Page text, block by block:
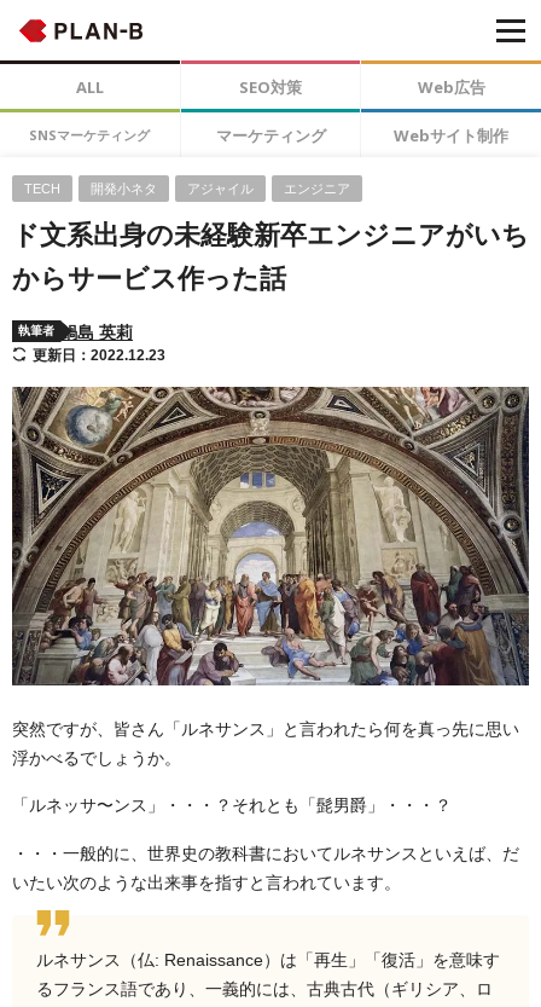
ALL SEO対策 Web広告
SNSマーケティング マーケティング Webサイト制作
TECH 開発小ネタ アジャイル エンジニア
ド文系出身の未経験新卒エンジニアがいち
からサービス作った話
執筆者 鍋島 英莉
更新日：2022.12.23
突然ですが、皆さん「ルネサンス」と言われたら何を真っ先に思い
浮かべるでしょうか。
「ルネッサ〜ンス」・・・？それとも「髭男爵」・・・？
・・・一般的に、世界史の教科書においてルネサンスといえば、だ
いたい次のような出来事を指すと言われています。
ルネサンス （仏: Renaissance）は「再生」「復活」を意味す
るフランス語であり、一義的には、古典古代（ギリシア、ロ